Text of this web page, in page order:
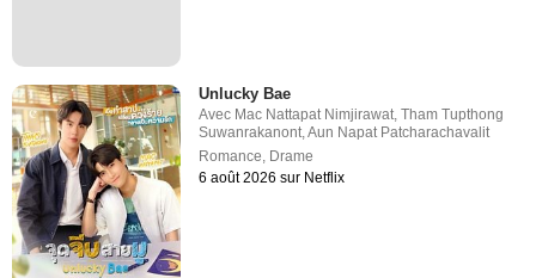
Unlucky Bae
Avec Mac Nattapat Nimjirawat,Tham Tupthong
Suwanrakanont,Aun Napat Patcharachavalit
Romance, Drame
6 août 2026 sur Netflix